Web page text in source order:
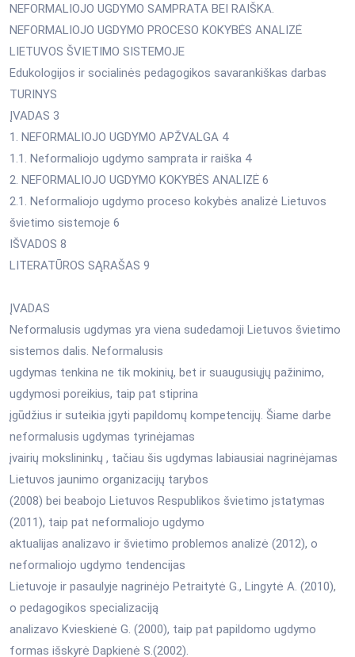
NEFORMALIOJO UGDYMO SAMPRATA BEI RAIŠKA.
NEFORMALIOJO UGDYMO PROCESO KOKYBĖS ANALIZĖ
LIETUVOS ŠVIETIMO SISTEMOJE
Edukologijos ir socialinės pedagogikos savarankiškas darbas
TURINYS
ĮVADAS 3
1. NEFORMALIOJO UGDYMO APŽVALGA 4
1.1. Neformaliojo ugdymo samprata ir raiška 4
2. NEFORMALIOJO UGDYMO KOKYBĖS ANALIZĖ 6
2.1. Neformaliojo ugdymo proceso kokybės analizė Lietuvos
švietimo sistemoje 6
IŠVADOS 8
LITERATŪROS SĄRAŠAS 9
ĮVADAS
Neformalusis ugdymas yra viena sudedamoji Lietuvos švietimo
sistemos dalis. Neformalusis
ugdymas tenkina ne tik mokinių, bet ir suaugusiųjų pažinimo,
ugdymosi poreikius, taip pat stiprina
įgūdžius ir suteikia įgyti papildomų kompetencijų. Šiame darbe
neformalusis ugdymas tyrinėjamas
įvairių mokslininkų , tačiau šis ugdymas labiausiai nagrinėjamas
Lietuvos jaunimo organizacijų tarybos
(2008) bei beabojo Lietuvos Respublikos švietimo įstatymas
(2011), taip pat neformaliojo ugdymo
aktualijas analizavo ir švietimo problemos analizė (2012), o
neformaliojo ugdymo tendencijas
Lietuvoje ir pasaulyje nagrinėjo Petraitytė G., Lingytė A. (2010),
o pedagogikos specializaciją
analizavo Kvieskienė G. (2000), taip pat papildomo ugdymo
formas išskyrė Dapkienė S.(2002).